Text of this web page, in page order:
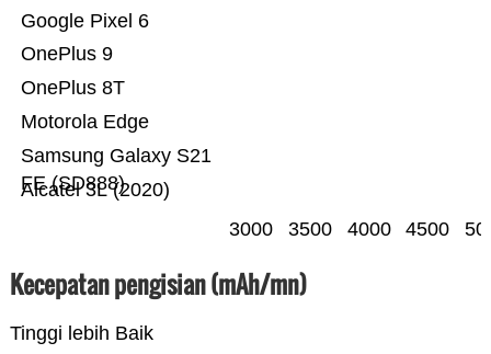
Alcatel 3L (2020)
Samsung Galaxy S21
FE (SD888)
Motorola Edge
OnePlus 8T
OnePlus 9
Google Pixel 6
3000 3500 4000 4500
Kecepatan pengisian (mAh/mn)
Tinggi lebih Baik